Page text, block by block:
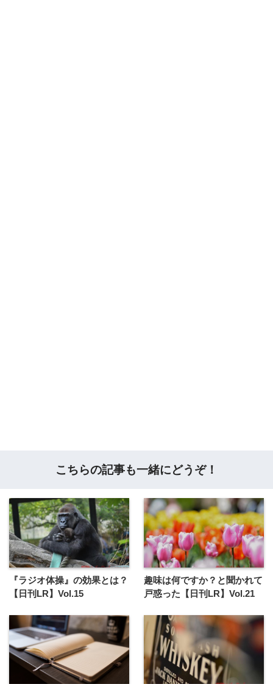
こちらの記事も一緒にどうぞ！
『ラジオ体操』の効果とは？
【日刊LR】Vol.15
趣味は何ですか？と聞かれて
戸惑った【日刊LR】Vol.21